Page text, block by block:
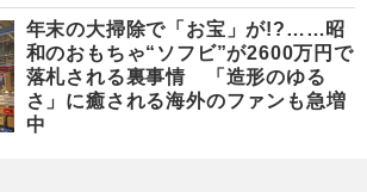
年末の大掃除で「お宝」が!?……昭
和のおもちゃ“ソフビ”が2600万円で
落札される裏事情 「造形のゆる
さ」に癒される海外のファンも急増
中